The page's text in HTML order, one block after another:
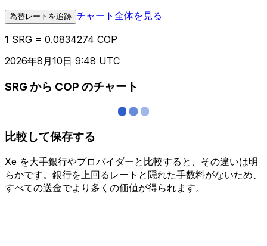
為替レートを追跡 チャート全体を見る
1 SRG = 0.0834274 COP
2026年8月10日 9:48 UTC
SRG から COP のチャート
比較して保存する
Xe を大手銀行やプロバイダーと比較すると、その違いは明
らかです。銀行を上回るレートと隠れた手数料がないため、
すべての送金でより多くの価値が得られます。